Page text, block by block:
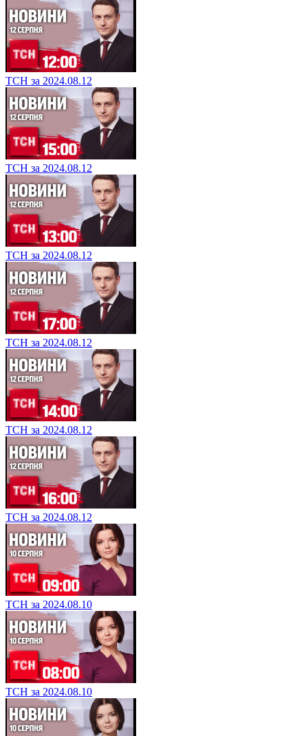
ТСН за 2024.08.12
ТСН за 2024.08.12
ТСН за 2024.08.12
ТСН за 2024.08.12
ТСН за 2024.08.12
ТСН за 2024.08.12
ТСН за 2024.08.10
ТСН за 2024.08.10